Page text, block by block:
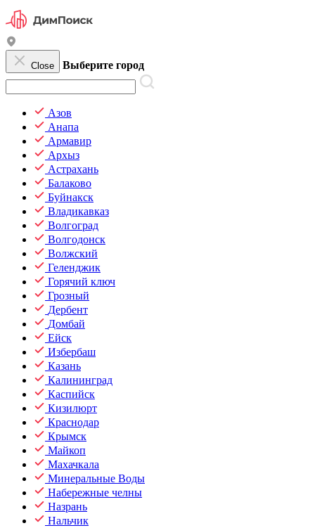
Close Выберите город
Азов
Анапа
Армавир
Архыз
Астрахань
Балаково
Буйнакск
Владикавказ
Волгоград
Волгодонск
Волжский
Геленджик
Горячий ключ
Грозный
Дербент
Домбай
Ейск
Избербаш
Казань
Калининград
Каспийск
Кизилюрт
Краснодар
Крымск
Майкоп
Махачкала
Минеральные Воды
Набережные челны
Назрань
Нальчик